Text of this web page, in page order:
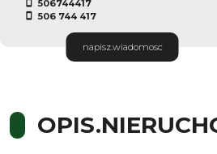
506744417
506 744 417
napisz.wiadomosc